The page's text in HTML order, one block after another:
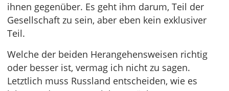
ihnen gegenüber. Es geht ihm darum, Teil der
Gesellschaft zu sein, aber eben kein exklusiver
Teil.
Welche der beiden Herangehensweisen richtig
oder besser ist, vermag ich nicht zu sagen.
Letztlich muss Russland entscheiden, wie es